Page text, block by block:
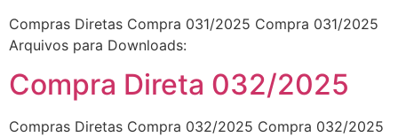
Compras Diretas Compra 031/2025 Compra 031/2025
Arquivos para Downloads:
Compra Direta 032/2025
Compras Diretas Compra 032/2025 Compra 032/2025